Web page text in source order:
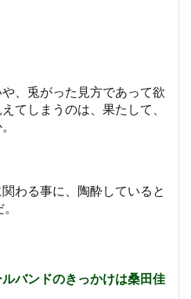
、兎がった見方であって欲
てしまうのは、果たして、
わる事に、陶酔していると
バンドのきっかけは桑田佳